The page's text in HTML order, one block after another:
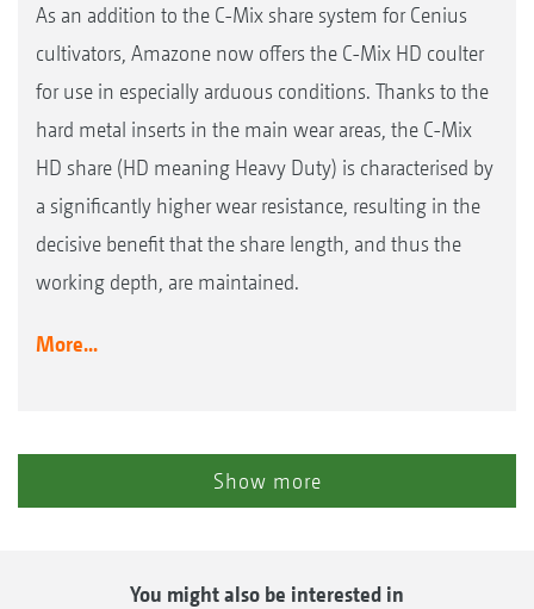
As an addition to the C-Mix share system for Cenius
cultivators, Amazone now offers the C-Mix HD coulter
for use in especially arduous conditions. Thanks to the
hard metal inserts in the main wear areas, the C-Mix
HD share (HD meaning Heavy Duty) is characterised by
a significantly higher wear resistance, resulting in the
decisive benefit that the share length, and thus the
working depth, are maintained.
More...
Show more
You might also be interested in